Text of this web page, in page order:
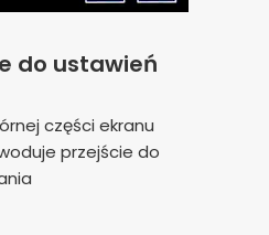
do ustawień
części ekranu
przejście do